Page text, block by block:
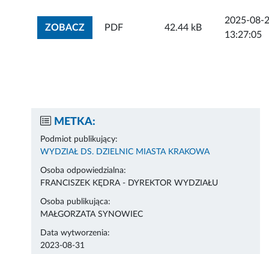
ZOBACZZOBACZ ZAŁĄCZNIK
PDF 42.44 kB
2025-08-
13:27:05
METKA:
Podmiot publikujący:
WYDZIAŁ DS. DZIELNIC MIASTA KRAKOWA
Osoba odpowiedzialna:
FRANCISZEK KĘDRA - DYREKTOR WYDZIAŁU
Osoba publikująca:
MAŁGORZATA SYNOWIEC
Data wytworzenia:
2023-08-31